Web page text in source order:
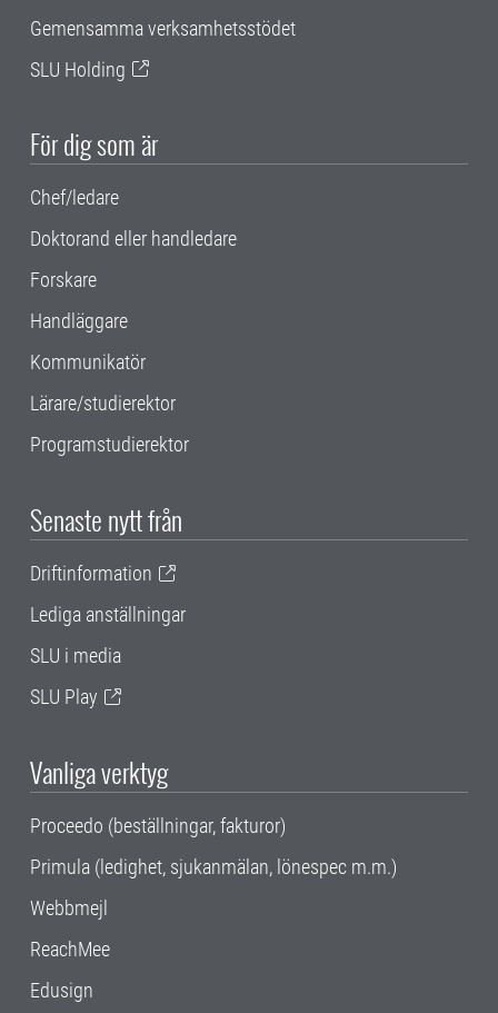
Gemensamma verksamhetsstödet
SLU Holding
För dig som är
Chef/ledare
Doktorand eller handledare
Forskare
Handläggare
Kommunikatör
Lärare/studierektor
Programstudierektor
Senaste nytt från
Driftinformation
Lediga anställningar
SLU i media
SLU Play
Vanliga verktyg
Proceedo (beställningar, fakturor)
Primula (ledighet, sjukanmälan, lönespec m.m.)
Webbmejl
ReachMee
Edusign